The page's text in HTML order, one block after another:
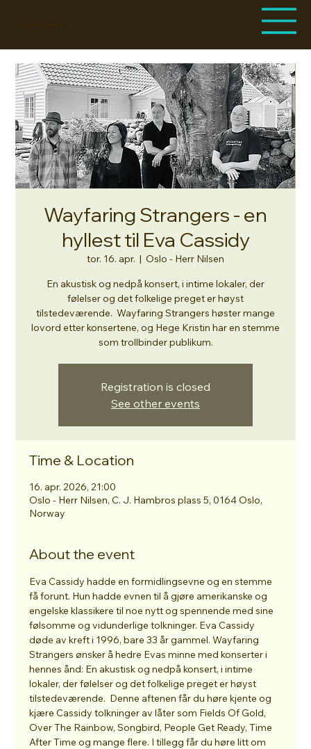
Wayfaring Strangers - en
hyllest til Eva Cassidy
tor. 16. apr.
  |
Oslo - Herr Nilsen
En akustisk og nedpå konsert, i intime lokaler, der
følelser og det folkelige preget er høyst
tilstedeværende. Wayfaring Strangers høster mange
lovord etter konsertene, og Hege Kristin har en stemme
som trollbinder publikum.
Registration is closed
See other events
Time & Location
16. apr. 2026, 21:00
Oslo - Herr Nilsen, C. J. Hambros plass 5, 0164 Oslo,
Norway
About the event
Eva Cassidy hadde en formidlingsevne og en stemme
få forunt. Hun hadde evnen til å gjøre amerikanske og
engelske klassikere til noe nytt og spennende med sine
følsomme og vidunderlige tolkninger. Eva Cassidy
døde av kreft i 1996, bare 33 år gammel. Wayfaring
Strangers ønsker å hedre Evas minne med konserter i
hennes ånd: En akustisk og nedpå konsert, i intime
lokaler, der følelser og det folkelige preget er høyst
tilstedeværende.  Denne aftenen får du høre kjente og
kjære Cassidy tolkninger av låter som Fields Of Gold,
Over The Rainbow, Songbird, People Get Ready, Time
After Time og mange flere. I tillegg får du høre litt om